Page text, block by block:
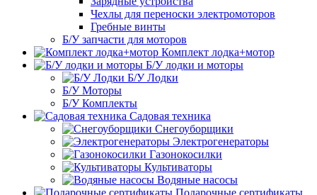
Чехлы для переноски электромоторов
Гребные винты
Б/У запчасти для моторов
Комплект лодка+мотор
Б/У лодки и моторы
Б/У Лодки
Б/У Моторы
Б/У Комплекты
Садовая техника
Снегоуборщики
Электрогенераторы
Газонокосилки
Культиваторы
Водяные насосы
Подарочные сертификаты